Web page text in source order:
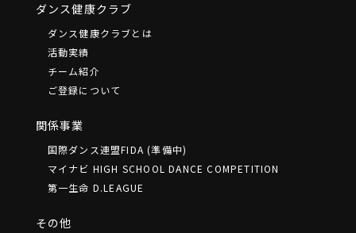
ダンス健康クラブ
ダンス健康クラブとは
活動実績
チーム紹介
ご登録について
関係事業
国際ダンス連盟FIDA (準備中)
マイナビ HIGH SCHOOL DANCE COMPETITION
第一生命 D.LEAGUE
その他